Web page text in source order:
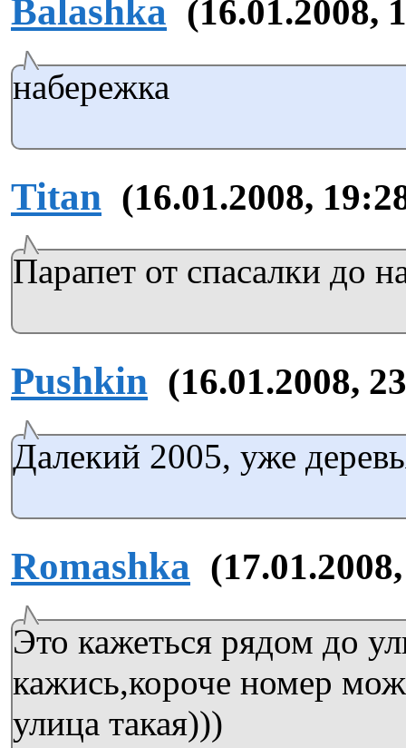
Balashka (16.01.2008,
набережка
Titan (16.01.2008,
Парапет от спасалки до
Pushkin (16.01.2008,
Далекий 2005, уже
Romashka
Это кажеться рядом до
кажись,короче номер
улица такая)))